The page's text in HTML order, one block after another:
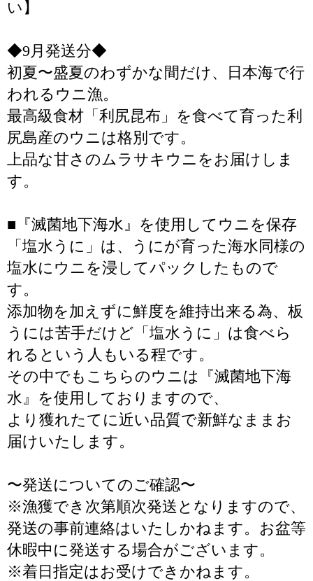
い】
◆9月発送分◆
初夏〜盛夏のわずかな間だけ、日本海で行
われるウニ漁。
最高級食材「利尻昆布」を食べて育った利
尻島産のウニは格別です。
上品な甘さのムラサキウニをお届けしま
す。
■『滅菌地下海水』を使用してウニを保存
「塩水うに」は、うにが育った海水同様の
塩水にウニを浸してパックしたもので
す。
添加物を加えずに鮮度を維持出来る為、板
うには苦手だけど「塩水うに」は食べら
れるという人もいる程です。
その中でもこちらのウニは『滅菌地下海
水』を使用しておりますので、
より獲れたてに近い品質で新鮮なままお
届けいたします。
〜発送についてのご確認〜
※漁獲でき次第順次発送となりますので、
発送の事前連絡はいたしかねます。お盆等
休暇中に発送する場合がございます。
※着日指定はお受けできかねます。